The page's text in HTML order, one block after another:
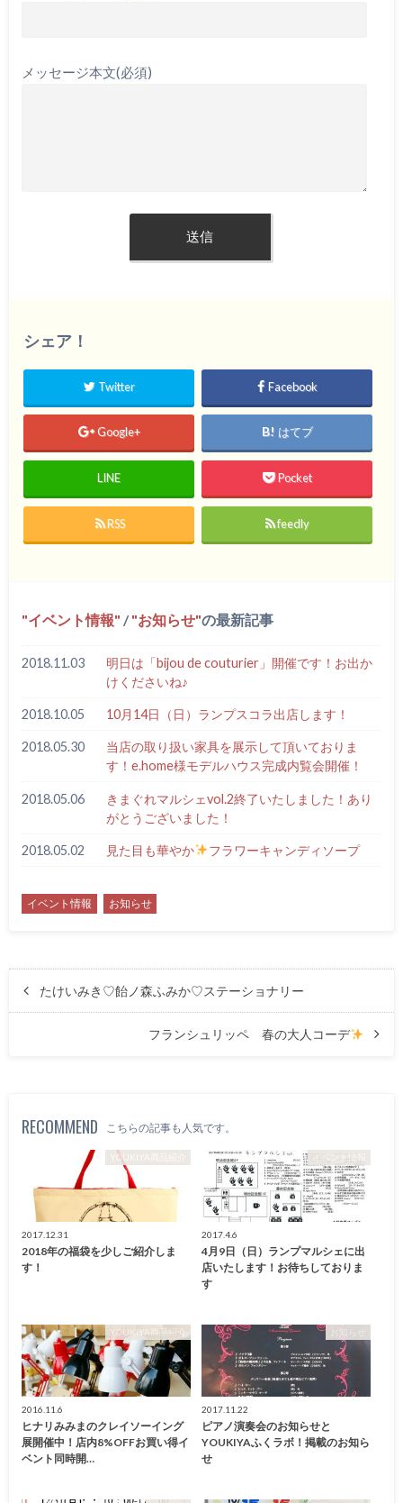
メッセージ本文(必須)
シェア！
Twitter Facebook
Google+ はてブ
LINE Pocket
RSS feedly
イベント情報 / お知らせ の最新記事
2018.11.03
明日は「bijou de couturier」開催です！お出か
けくださいね♪
2018.10.05 10月14日（日）ランプスコラ出店します！
2018.05.30
当店の取り扱い家具を展示して頂いておりま
す！e.home様モデルハウス完成内覧会開催！
2018.05.06
きまぐれマルシェvol.2終了いたしました！あり
がとうございました！
2018.05.02 見た目も華やか フラワーキャンディソープ
イベント情報 お知らせ
たけいみき♡飴ノ森ふみか♡ステーショナリー
フランシュリッペ 春の大人コーデ
RECOMMEND こちらの記事も人気です。
YOUKIYA商品紹介
2017.12.31
2018年の福袋を少しご紹介しま
す！
イベント情報
2017.4.6
4月9日（日）ランプマルシェに出
店いたします！お待ちしておりま
す
YOUKIYA商品紹介
2016.11.6
ヒナリみみまのクレイソーイング
展開催中！店内8%OFFお買い得イ
ベント同時開…
お知らせ
2017.11.22
ピアノ演奏会のお知らせと
YOUKIYAふくラボ！掲載のお知ら
せ